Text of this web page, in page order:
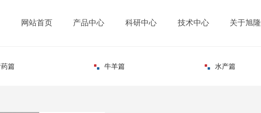
网站首页 产品中心 科研中心 技术中心 关于旭隆
篇 牛羊篇 水产篇